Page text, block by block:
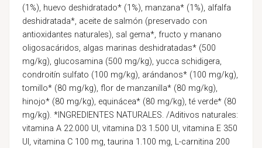
(1%), huevo deshidratado* (1%), manzana* (1%), alfalfa
deshidratada*, aceite de salmón (preservado con
antioxidantes naturales), sal gema*, fructo y manano
oligosacáridos, algas marinas deshidratadas* (500
mg/kg), glucosamina (500 mg/kg), yucca schidigera,
condroitín sulfato (100 mg/kg), arándanos* (100 mg/kg),
tomillo* (80 mg/kg), flor de manzanilla* (80 mg/kg),
hinojo* (80 mg/kg), equinácea* (80 mg/kg), té verde* (80
mg/kg). *INGREDIENTES NATURALES. /Aditivos naturales:
vitamina A 22.000 UI, vitamina D3 1.500 UI, vitamina E 350
UI, vitamina C 100 mg, taurina 1.100 mg, L-carnitina 200